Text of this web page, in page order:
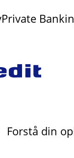
Private
Forstå din